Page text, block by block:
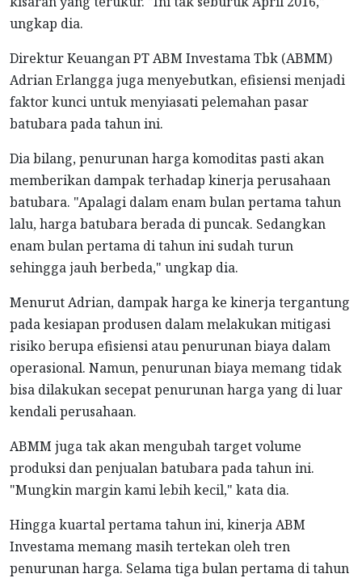
ungkap dia.
Direktur Keuangan PT ABM Investama Tbk (ABMM)
Adrian Erlangga juga menyebutkan, efisiensi menjadi
faktor kunci untuk menyiasati pelemahan pasar
batubara pada tahun ini.
Dia bilang, penurunan harga komoditas pasti akan
memberikan dampak terhadap kinerja perusahaan
batubara. "Apalagi dalam enam bulan pertama tahun
lalu, harga batubara berada di puncak. Sedangkan
enam bulan pertama di tahun ini sudah turun
sehingga jauh berbeda," ungkap dia.
Menurut Adrian, dampak harga ke kinerja tergantung
pada kesiapan produsen dalam melakukan mitigasi
risiko berupa efisiensi atau penurunan biaya dalam
operasional. Namun, penurunan biaya memang tidak
bisa dilakukan secepat penurunan harga yang di luar
kendali perusahaan.
ABMM juga tak akan mengubah target volume
produksi dan penjualan batubara pada tahun ini.
"Mungkin margin kami lebih kecil," kata dia.
Hingga kuartal pertama tahun ini, kinerja ABM
Investama memang masih tertekan oleh tren
penurunan harga. Selama tiga bulan pertama di tahun